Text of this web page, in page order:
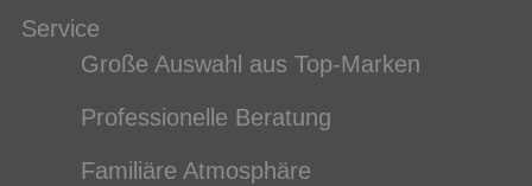
Service
Große Auswahl aus Top-Marken
Professionelle Beratung
Familiäre Atmosphäre